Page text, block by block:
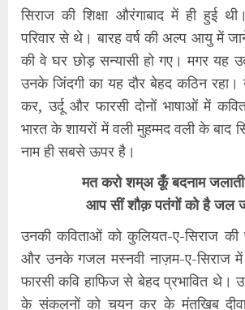
सिराज की शिक्षा औरंगाबाद में ही हुई
परिवार से थे। बारह वर्ष की अल्प आयु में
की वे घर छोड़ सन्यासी हो गए। मगर यह
उनके जिंदगी का यह दौर बेहद कठिन रहा।
कर, उर्दू और फारसी दोनों भाषाओं में
भारत के शायरों में वली मुहम्मद वली के बाद
नाम ही सबसे ऊपर है।
मत करो शम्अ कूँ बदनाम जलाती
आप सीं शौक़ पतंगों को है जल
उनकी कविताओं को कुलियत-ए-सिराज की
और उनके गजल मस्नवी नाज़म-ए-सिराज में
फारसी कवि हाफिज से बेहद प्रभावित थे।
के संकलनों को चयन कर के मंतखिब